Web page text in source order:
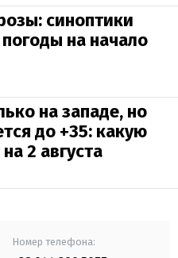
синоптики
на начало
на западе, но
до +35: какую
2 августа
Номер телефона: